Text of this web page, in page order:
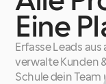
Eine
Erfasse Leads aus
verwalte Kunden
Schule dein Team